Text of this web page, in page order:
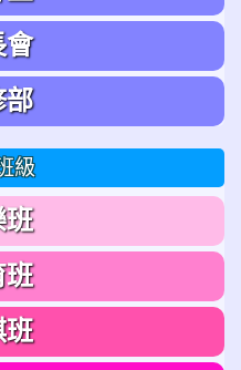
會
部
級
班
班
班